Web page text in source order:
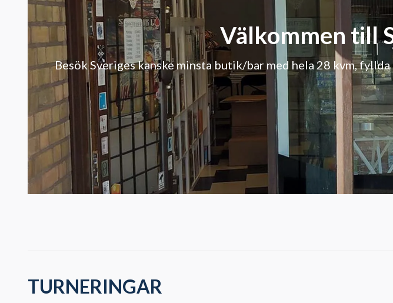
Välkommen till
Besök Sveriges kanske minsta butik/bar med hela 28 kvm,
TURNERINGAR